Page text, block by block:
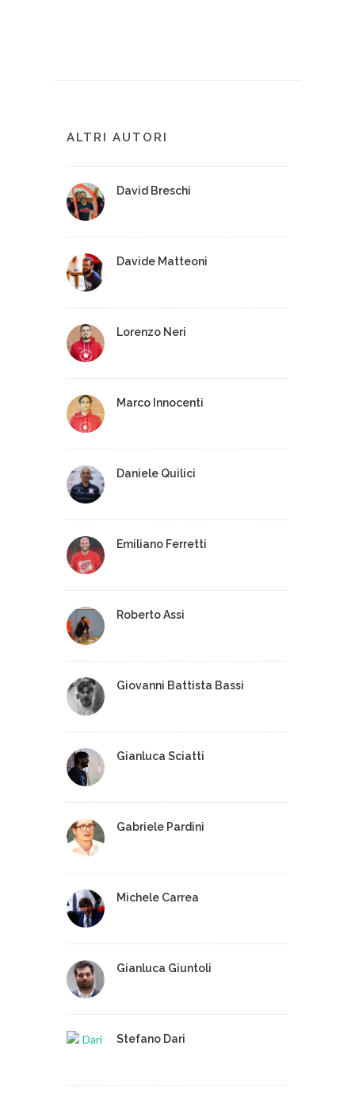
ALTRI AUTORI
David Breschi
Davide Matteoni
Lorenzo Neri
Marco Innocenti
Daniele Quilici
Emiliano Ferretti
Roberto Assi
Giovanni Battista Bassi
Gianluca Sciatti
Gabriele Pardini
Michele Carrea
Gianluca Giuntoli
Stefano Dari